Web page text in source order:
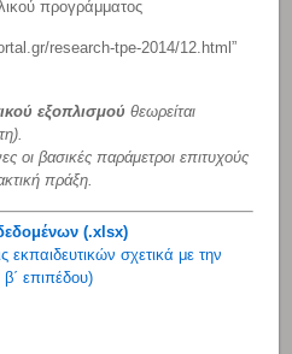
προγράμματος
research-tpe-2014/12.html”
εξοπλισμού θεωρείται
οι βασικές παράμετροι επιτυχούς
πράξη.
(.xlsx)
σχετικά με την
επιπέδου)